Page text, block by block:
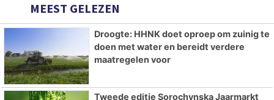
MEEST GELEZEN
Droogte: HHNK doet oproep om zuinig te
doen met water en bereidt verdere
maatregelen voor
Tweede editie Sorochynska Jaarmarkt